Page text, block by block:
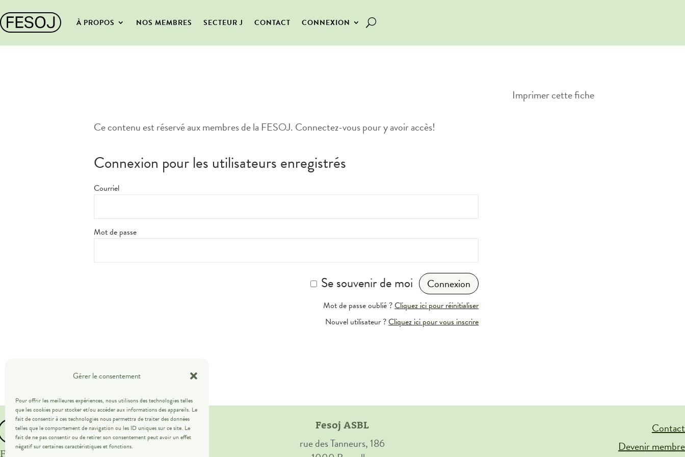
Gérer le consentement
Pour offrir les meilleures expériences, nous utilisons des technologies telles
que les cookies pour stocker et/ou accéder aux informations des appareils. Le
fait de consentir à ces technologies nous permettra de traiter des données
telles que le comportement de navigation ou les ID uniques sur ce site. Le
fait de ne pas consentir ou de retirer son consentement peut avoir un effet
négatif sur certaines caractéristiques et fonctions.
À PROPOS NOS MEMBRES SECTEUR J CONTACT CONNEXION
Ce contenu est réservé aux membres de la FESOJ. Connectez-vous pour y avoir accès!
Connexion pour les utilisateurs enregistrés
Courriel
Mot de passe
Se souvenir de moi
Mot de passe oublié ?Cliquez ici pour réinitialiser
Nouvel utilisateur ?Cliquez ici pour vous inscrire
Imprimer cette fiche
Fédération des employeurs
Fesoj ASBL
rue des Tanneurs, 186
Contact
Devenir membre